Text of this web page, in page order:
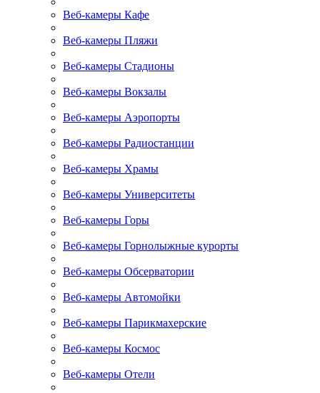
Веб-камеры Кафе
Веб-камеры Пляжи
Веб-камеры Стадионы
Веб-камеры Вокзалы
Веб-камеры Аэропорты
Веб-камеры Радиостанции
Веб-камеры Храмы
Веб-камеры Университеты
Веб-камеры Горы
Веб-камеры Горнолыжные курорты
Веб-камеры Обсерватории
Веб-камеры Автомойки
Веб-камеры Парикмахерские
Веб-камеры Космос
Веб-камеры Отели